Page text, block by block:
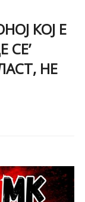
КОЈ Е
СЕ’
НЕ